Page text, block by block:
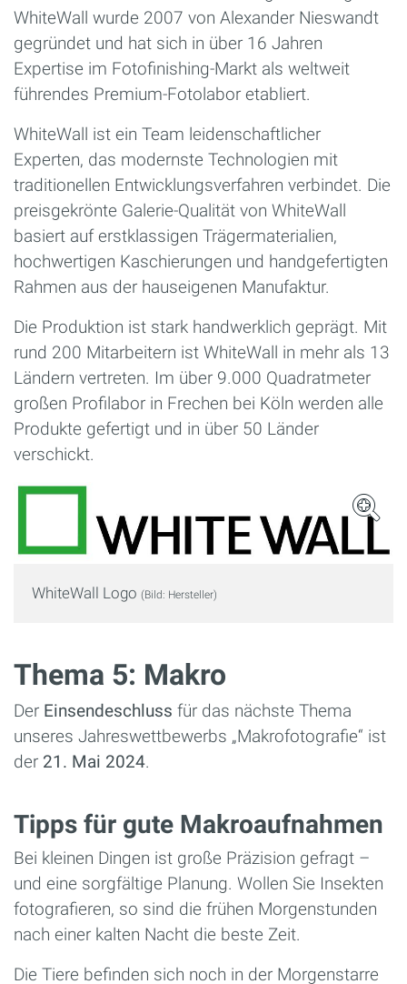
WhiteWall wurde 2007 von Alexander Nieswandt
gegründet und hat sich in über 16 Jahren
Expertise im Fotofinishing-Markt als weltweit
führendes Premium-Fotolabor etabliert.
WhiteWall ist ein Team leidenschaftlicher
Experten, das modernste Technologien mit
traditionellen Entwicklungsverfahren verbindet. Die
preisgekrönte Galerie-Qualität von WhiteWall
basiert auf erstklassigen Trägermaterialien,
hochwertigen Kaschierungen und handgefertigten
Rahmen aus der hauseigenen Manufaktur.
Die Produktion ist stark handwerklich geprägt. Mit
rund 200 Mitarbeitern ist WhiteWall in mehr als 13
Ländern vertreten. Im über 9.000 Quadratmeter
großen Profilabor in Frechen bei Köln werden alle
Produkte gefertigt und in über 50 Länder
verschickt.
WhiteWall Logo (Bild: Hersteller)
Thema 5: Makro
Der Einsendeschluss für das nächste Thema
unseres Jahreswettbewerbs „Makrofotografie“ ist
der 21. Mai 2024.
Tipps für gute Makroaufnahmen
Bei kleinen Dingen ist große Präzision gefragt –
und eine sorgfältige Planung. Wollen Sie Insekten
fotografieren, so sind die frühen Morgenstunden
nach einer kalten Nacht die beste Zeit.
Die Tiere befinden sich noch in der Morgenstarre